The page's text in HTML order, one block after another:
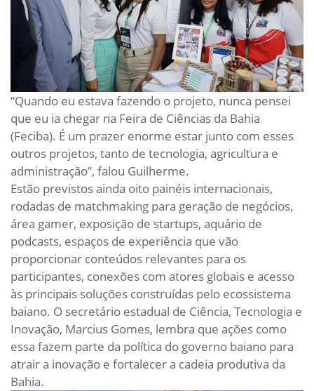
“Quando eu estava fazendo o projeto, nunca pensei
que eu ia chegar na Feira de Ciências da Bahia
(Feciba). É um prazer enorme estar junto com esses
outros projetos, tanto de tecnologia, agricultura e
administração”, falou Guilherme.
Estão previstos ainda oito painéis internacionais,
rodadas de matchmaking para geração de negócios,
área gamer, exposição de startups, aquário de
podcasts, espaços de experiência que vão
proporcionar conteúdos relevantes para os
participantes, conexões com atores globais e acesso
às principais soluções construídas pelo ecossistema
baiano. O secretário estadual de Ciência, Tecnologia e
Inovação, Marcius Gomes, lembra que ações como
essa fazem parte da política do governo baiano para
atrair a inovação e fortalecer a cadeia produtiva da
Bahia.